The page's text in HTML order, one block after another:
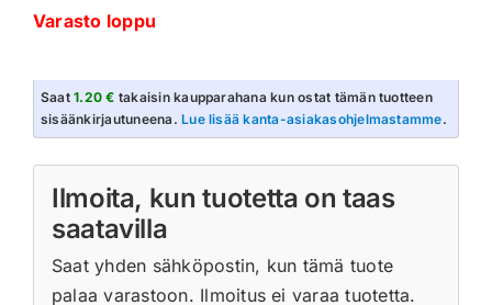
Varasto loppu
Saat1.20 € takaisin kaupparahana kun ostat tämän tuotteen
sisäänkirjautuneena.Lue lisää kanta-asiakasohjelmastamme.
Ilmoita, kun tuotetta on taas
saatavilla
Saat yhden sähköpostin, kun tämä tuote
palaa varastoon. Ilmoitus ei varaa tuotetta.